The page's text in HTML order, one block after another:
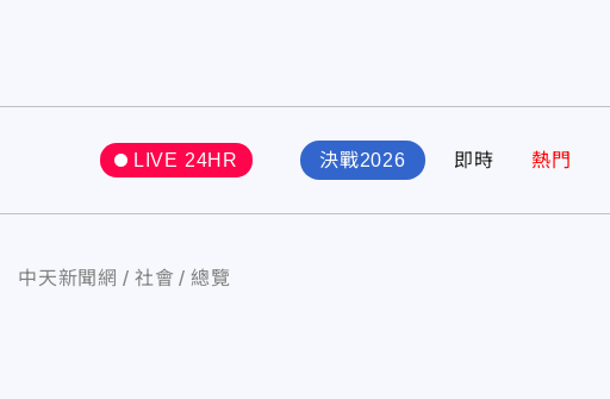
LIVE 24HR 決戰2026 即時 熱門
中天新聞網 社會 總覽